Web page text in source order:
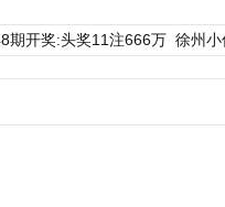
期开奖:头奖11注666万 徐州